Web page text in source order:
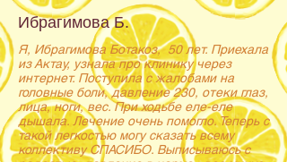
Ибрагимова Б.
Я, Ибрагимова Ботакоз, 50 лет. Приехала
из Актау, узнала про клинику через
интернет. Поступила с жалобами на
головные боли, давление 230, отеки глаз,
лица, ноги, вес. При ходьбе еле-еле
дышала. Лечение очень помогло. Теперь с
такой легкостью могу сказать всему
коллективу СПАСИБО. Выписываюсь с